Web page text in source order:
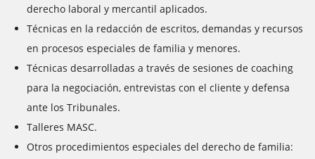
derecho laboral y mercantil aplicados.
Técnicas en la redacción de escritos, demandas y recursos
en procesos especiales de familia y menores.
Técnicas desarrolladas a través de sesiones de coaching
para la negociación, entrevistas con el cliente y defensa
ante los Tribunales.
Talleres MASC.
Otros procedimientos especiales del derecho de familia: